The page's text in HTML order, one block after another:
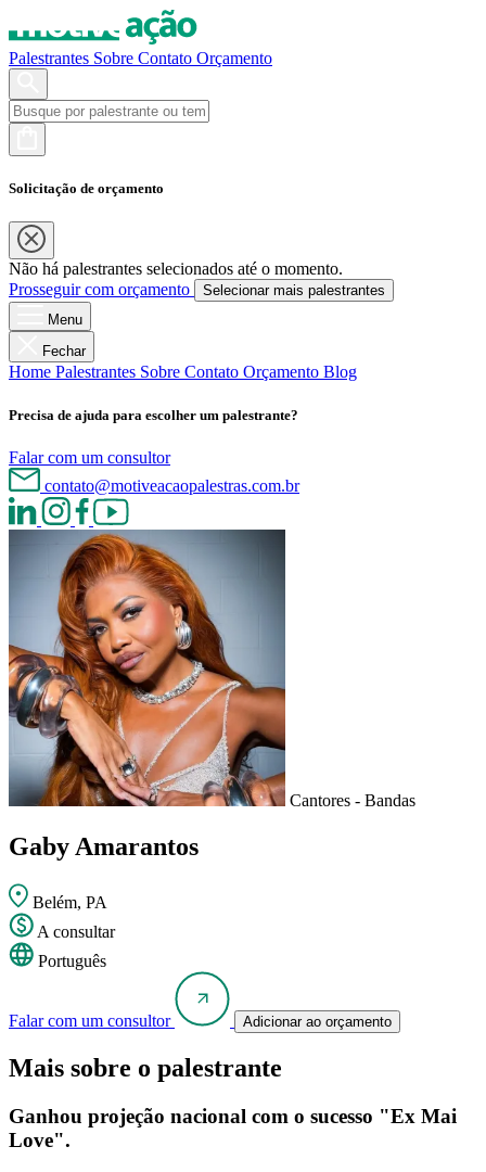
Palestrantes Sobre Contato Orçamento
Solicitação de orçamento
Não há palestrantes selecionados até o momento.
Prosseguir com orçamento
Selecionar mais palestrantes
Menu
Fechar
Home Palestrantes Sobre Contato Orçamento Blog
Precisa de ajuda para escolher um palestrante?
Falar com um consultor
contato@motiveacaopalestras.com.br
Cantores - Bandas
Gaby Amarantos
Belém, PA
A consultar
Português
Falar com um consultor Adicionar ao orçamento
Mais sobre o palestrante
Ganhou projeção nacional com o sucesso "Ex Mai
Love".